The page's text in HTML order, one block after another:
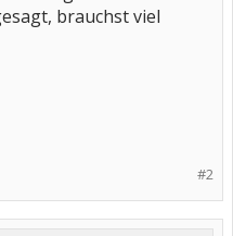
brauchst viel
#2